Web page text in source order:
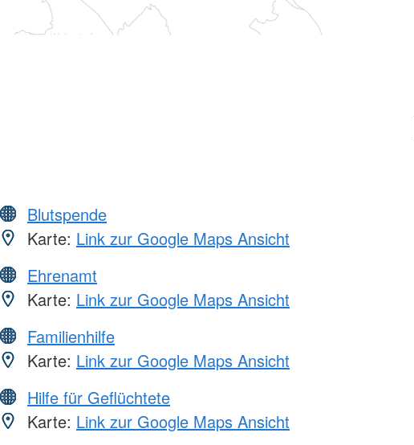
Blutspende
Karte: Link zur Google Maps Ansicht
Ehrenamt
Karte: Link zur Google Maps Ansicht
Familienhilfe
Karte: Link zur Google Maps Ansicht
Hilfe für Geflüchtete
Karte: Link zur Google Maps Ansicht